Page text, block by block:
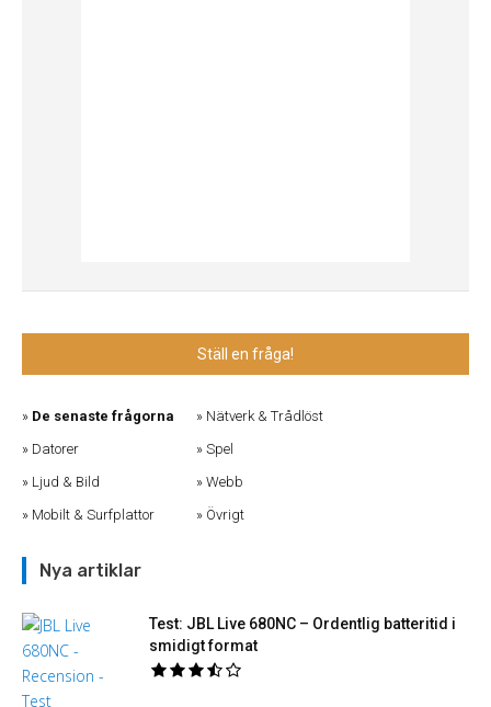
Ställ en fråga!
De senaste frågorna
Datorer
Ljud & Bild
Mobilt & Surfplattor
Nätverk & Trådlöst
Spel
Webb
Övrigt
Nya artiklar
Test: JBL Live 680NC – Ordentlig batteritid i
smidigt format